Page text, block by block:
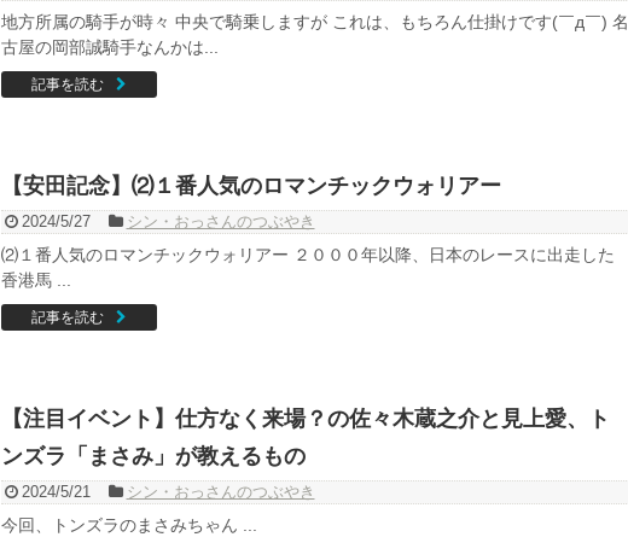
地方所属の騎手が時々 中央で騎乗しますが これは、もちろん仕掛けです(￣д￣) 名
古屋の岡部誠騎手なんかは...
記事を読む
【安田記念】⑵１番人気のロマンチックウォリアー
2024/5/27 シン・おっさんのつぶやき
⑵１番人気のロマンチックウォリアー ２０００年以降、日本のレースに出走した
香港馬 ...
記事を読む
【注目イベント】仕方なく来場？の佐々木蔵之介と見上愛、ト
ンズラ「まさみ」が教えるもの
2024/5/21 シン・おっさんのつぶやき
今回、トンズラのまさみちゃん ...